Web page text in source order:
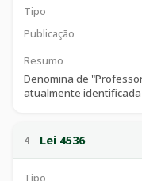
Tipo
Publicação
Resumo
Denomina de
atualmente identificada
outras providências.
4 Lei 4536
Tipo